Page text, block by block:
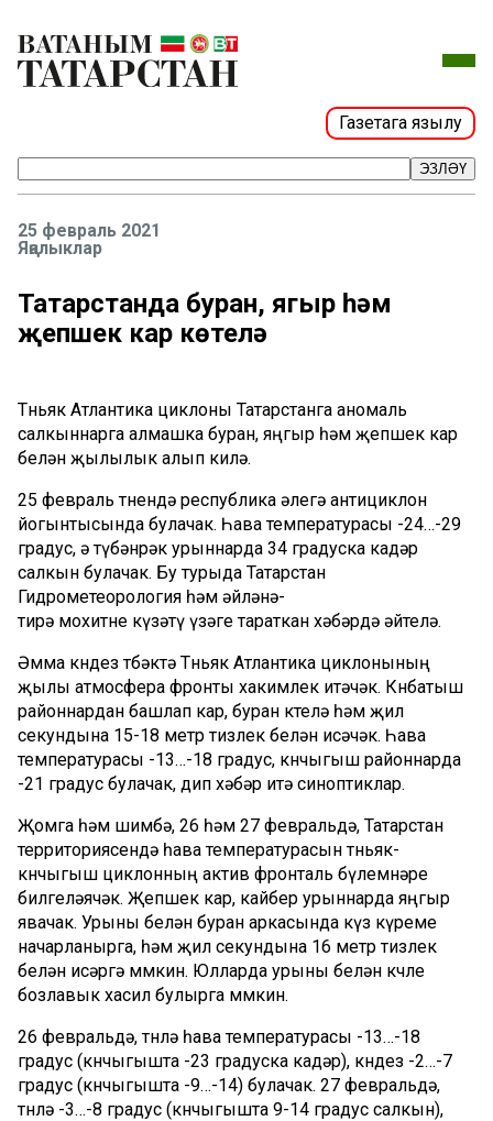
Газетага язылу
ЭЗЛӘҮ
25 февраль 2021
Яңалыклар
Татарстанда буран, яңгыр һәм
җепшек кар көтелә
Төньяк Атлантика циклоны Татарстанга аномаль
салкыннарга алмашка буран, яңгыр һәм җепшек кар
белән җылылык алып килә.
25 февраль төнендә республика әлегә антициклон
йогынтысында булачак. Һава температурасы -24…-29
градус, ә түбәнрәк урыннарда 34 градуска кадәр
салкын булачак. Бу турыда Татарстан
Гидрометеорология һәм әйләнә-
тирә мохитне күзәтү үзәге тараткан хәбәрдә әйтелә.
Әмма көндез төбәктә Төньяк Атлантика циклонының
җылы атмосфера фронты хакимлек итәчәк. Көнбатыш
районнардан башлап кар, буран көтелә һәм җил
секундына 15-18 метр тизлек белән исәчәк. Һава
температурасы -13…-18 градус, көнчыгыш районнарда
-21 градус булачак, дип хәбәр итә синоптиклар.
Җомга һәм шимбә, 26 һәм 27 февральдә, Татарстан
территориясендә һава температурасын төньяк-
көнчыгыш циклонның актив фронталь бүлемнәре
билгеләячәк. Җепшек кар, кайбер урыннарда яңгыр
явачак. Урыны белән буран аркасында күз күреме
начарланырга, һәм җил секундына 16 метр тизлек
белән исәргә мөмкин. Юлларда урыны белән көчле
бозлавык хасил булырга мөмкин.
26 февральдә, төнлә һава температурасы -13…-18
градус (көнчыгышта -23 градуска кадәр), көндез -2…-7
градус (көнчыгышта -9…-14) булачак. 27 февральдә,
төнлә -3…-8 градус (көнчыгышта 9-14 градус салкын),